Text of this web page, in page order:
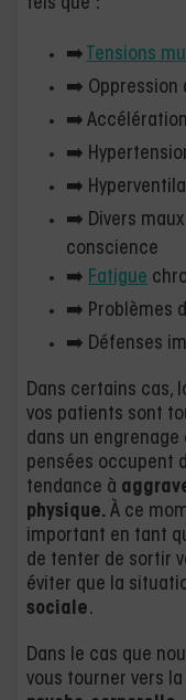
tels que :
➡️ Tensions
➡️ Oppression
➡️
➡️
➡️
➡️ Divers maux
conscience
➡️ Fatigue
➡️ Problèmes
➡️ Défenses
Dans certains cas,
vos patients sont
dans un
pensées occupent
tendance à
physique. À ce
important en tant
de tenter de sortir
éviter que la
sociale.
Dans le cas que
vous tourner vers